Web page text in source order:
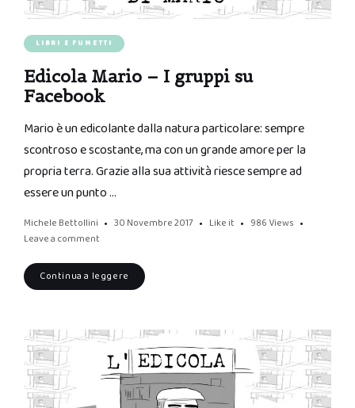
LIBRI E FUMETTI
Edicola Mario – I gruppi su
Facebook
Mario è un edicolante dalla natura particolare: sempre
scontroso e scostante, ma con un grande amore per la
propria terra. Grazie alla sua attività riesce sempre ad
essere un punto …
Michele Bettollini 30 Novembre 2017 Like it 986 Views
Leave a comment
Continua a leggere